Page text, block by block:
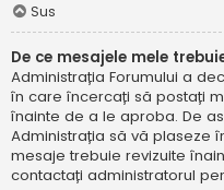
Sus
De ce mesajele mele
Administrația Forumului a
în care încercați să postați
înainte de a le aproba. De
Administrația să vă plaseze
mesaje trebuie revizuite
contactați administratorul